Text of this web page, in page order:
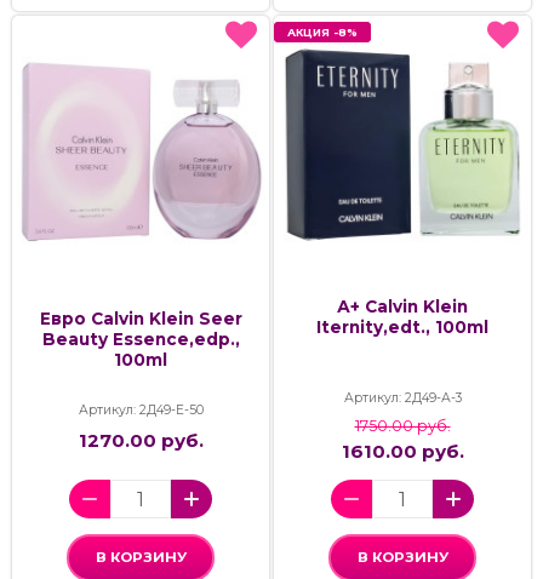
Евро Calvin Klein Seer
Beauty Essence,edp.,
100ml
Артикул: 2Д49-Е-50
1270.00 руб.
В КОРЗИНУ
АКЦИЯ -8%
А+ Calvin Klein
Iternity,edt., 100ml
Артикул: 2Д49-А-3
АКЦИЯ -8%
1750.00 руб.
1610.00 руб.
В КОРЗИНУ